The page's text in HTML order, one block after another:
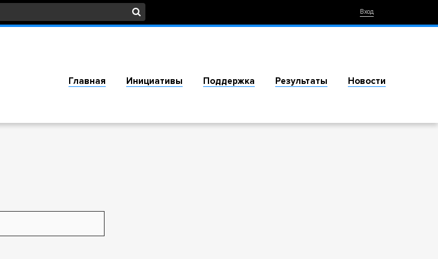
Вход
Главная Инициативы Поддержка Результаты Новости